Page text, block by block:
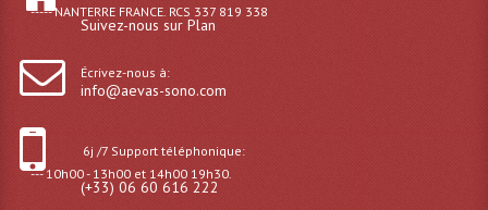
Structure Et Angles Quatro Deco
Structures, Angles Sd150
Tour De Travail Et Échafaudage
----- NANTERRE FRANCE. RCS 337 819 338
Suivez-nous sur Plan
Écrivez-nous à:
info@aevas-sono.com
6j /7 Support téléphonique:
--- 10h00 - 13h00 et 14h00 19h30.
(+33) 06 60 616 222